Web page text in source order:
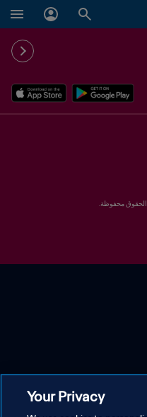
Your Privacy